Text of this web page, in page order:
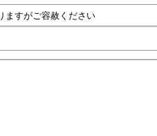
ますがご容赦ください